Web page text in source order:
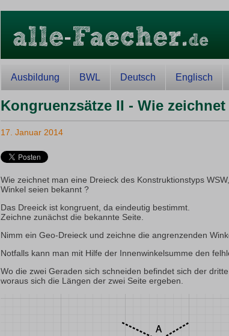
Ausbildung BWL Deutsch Englisch
Kongruenzsätze II - Wie
17. Januar 2014
Wie zeichnet man eine Dreieck des Konstruktionstyps
Winkel seien bekannt ?
Das Dreeick ist kongruent, da eindeutig bestimmt.
Zeichne zunächst die bekannte Seite.
Nimm ein Geo-Dreieck und zeichne die angrenzenden
Notfalls kann man mit Hilfe der Innenwinkelsumme den
Wo die zwei Geraden sich schneiden befindet sich der
woraus sich die Längen der zwei Seite ergeben.